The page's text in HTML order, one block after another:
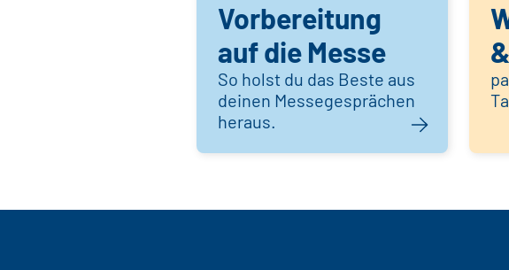
Vorbereitung
auf die Messe
So holst du das Beste aus
deinen Messegesprächen
heraus.